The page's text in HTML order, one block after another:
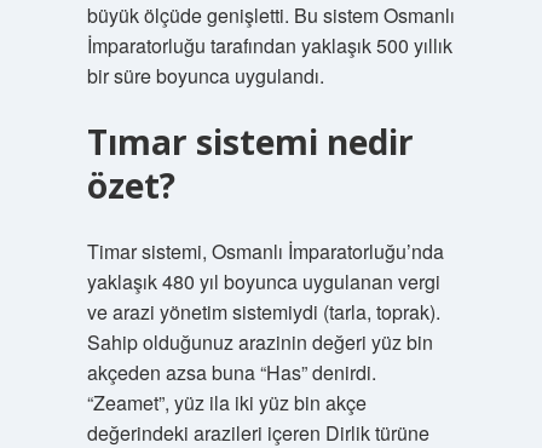
büyük ölçüde genişletti. Bu sistem Osmanlı
İmparatorluğu tarafından yaklaşık 500 yıllık
bir süre boyunca uygulandı.
Tımar sistemi nedir
özet?
Timar sistemi, Osmanlı İmparatorluğu’nda
yaklaşık 480 yıl boyunca uygulanan vergi
ve arazi yönetim sistemiydi (tarla, toprak).
Sahip olduğunuz arazinin değeri yüz bin
akçeden azsa buna “Has” denirdi.
“Zeamet”, yüz ila iki yüz bin akçe
değerindeki arazileri içeren Dirlik türüne